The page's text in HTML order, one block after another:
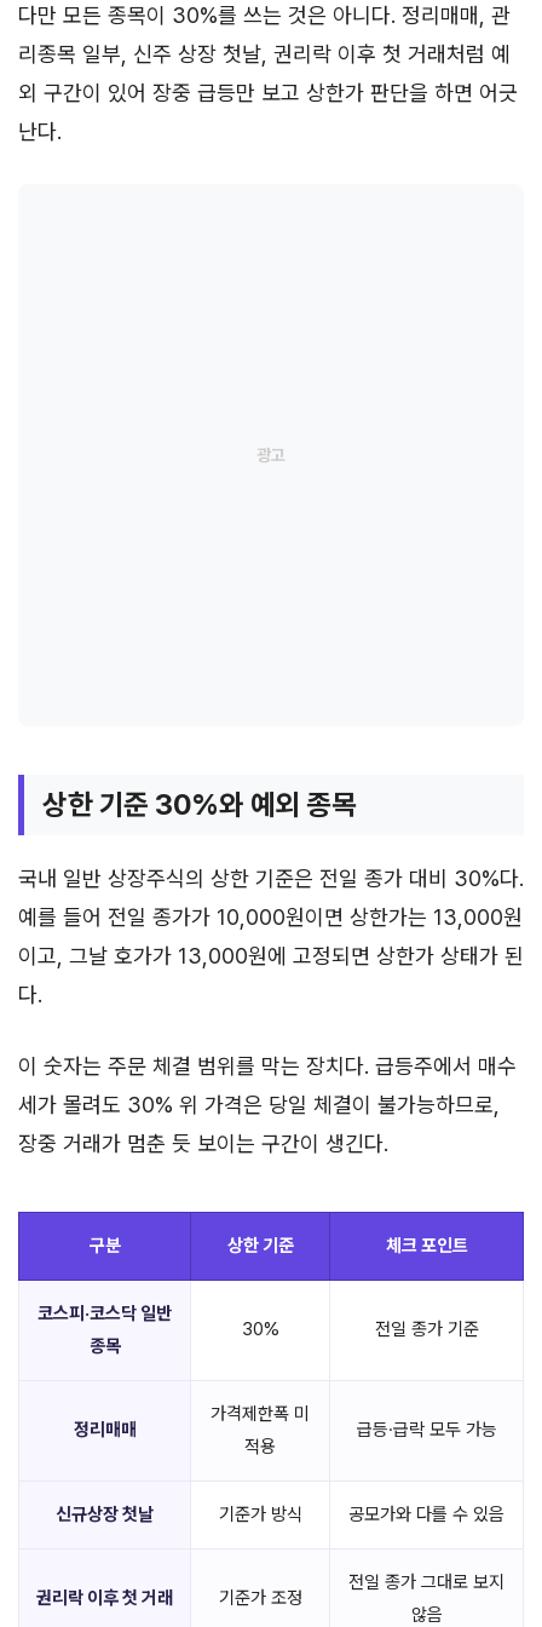
다만 모든 종목이 30%를 쓰는 것은 아니다. 정리매매, 관
리종목 일부, 신주 상장 첫날, 권리락 이후 첫 거래처럼 예
외 구간이 있어 장중 급등만 보고 상한가 판단을 하면 어긋
난다.
상한 기준 30%와 예외 종목
국내 일반 상장주식의 상한 기준은 전일 종가 대비 30%다.
예를 들어 전일 종가가 10,000원이면 상한가는 13,000원
이고, 그날 호가가 13,000원에 고정되면 상한가 상태가 된
다.
이 숫자는 주문 체결 범위를 막는 장치다. 급등주에서 매수
세가 몰려도 30% 위 가격은 당일 체결이 불가능하므로,
장중 거래가 멈춘 듯 보이는 구간이 생긴다.
구분 상한 기준 체크 포인트
코스피·코스닥 일반
종목
30% 전일 종가 기준
정리매매
가격제한폭 미
적용
급등·급락 모두 가능
신규상장 첫날 기준가 방식 공모가와 다를 수 있음
권리락 이후 첫 거래 기준가 조정
전일 종가 그대로 보지
않음